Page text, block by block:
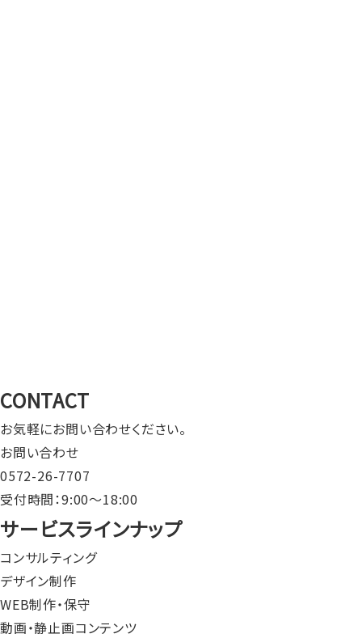
CONTACT
お気軽にお問い合わせください。
お問い合わせ
0572-26-7707
受付時間：9:00〜18:00
サービスラインナップ
コンサルティング
デザイン制作
WEB制作・保守
動画・静止画コンテンツ